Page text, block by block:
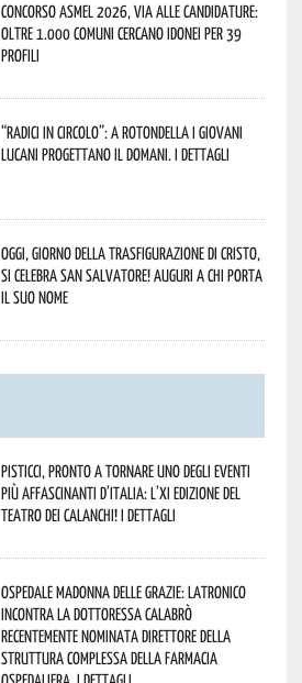
Concorso Asmel 2026, via alle candidature:
oltre 1.000 Comuni cercano idonei per 39
profili
“Radici in Circolo”: a Rotondella i giovani
lucani progettano il domani. I dettagli
Oggi, giorno della Trasfigurazione di Cristo,
si celebra San Salvatore! Auguri a chi porta
il suo nome
Pisticci, pronto a tornare uno degli eventi
più affascinanti d’Italia: l’XI edizione del
Teatro dei Calanchi! I dettagli
Ospedale Madonna delle Grazie: Latronico
incontra la dottoressa Calabrò
recentemente nominata Direttore della
Struttura Complessa della Farmacia